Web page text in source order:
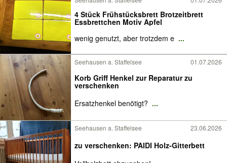
4 Stück Frühstücksbrett Brotzeitbrett
Essbrettchen Motiv Apfel
wenig genutzt, aber trotzdem e ...
Seehausen a. Staffelsee 01.07.2026
Korb Griff Henkel zur Reparatur zu
verschenken
Ersatzhenkel benötigt? ...
Seehausen a. Staffelsee 23.06.2026
zu verschenken: PAIDI Holz-Gitterbett